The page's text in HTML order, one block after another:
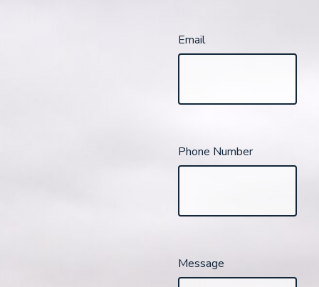
Email
Phone Number
Message